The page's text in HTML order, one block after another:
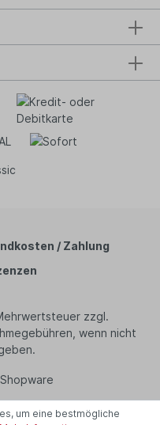
/ Zahlung
zzgl.
wenn nicht
um eine bestmögliche